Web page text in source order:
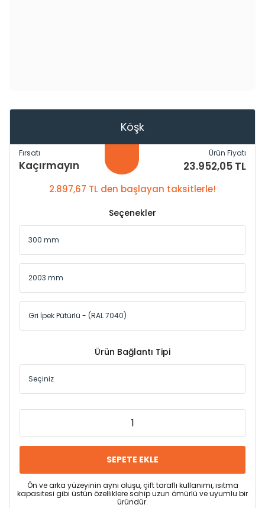
Köşk
Fırsatı
Kaçırmayın
Ürün Fiyatı
23.952,05 TL
2.897,67 TL den başlayan taksitlerle!
Seçenekler
Ürün Bağlantı Tipi
SEPETE EKLE
Ön ve arka yüzeyinin aynı oluşu, çift taraflı kullanımı, ısıtma
kapasitesi gibi üstün özelliklere sahip uzun ömürlü ve uyumlu bir
üründür.